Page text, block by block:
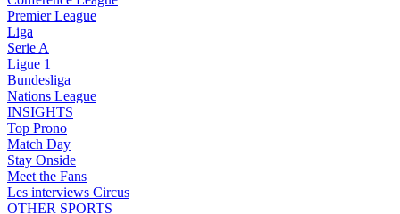
Premier League
Liga
Serie A
Ligue 1
Bundesliga
Nations League
INSIGHTS
Top Prono
Match Day
Stay Onside
Meet the Fans
Les interviews Circus
OTHER SPORTS